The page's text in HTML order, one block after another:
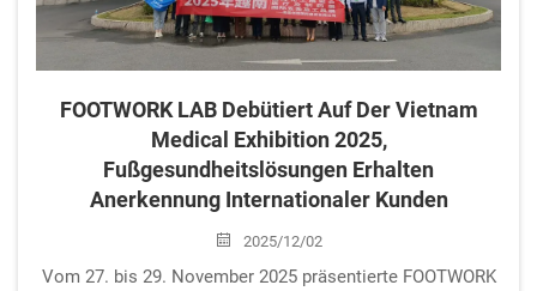
FOOTWORK LAB Debütiert Auf Der Vietnam
Medical Exhibition 2025,
Fußgesundheitslösungen Erhalten
Anerkennung Internationaler Kunden
2025/12/02
Vom 27. bis 29. November 2025 präsentierte FOOTWORK